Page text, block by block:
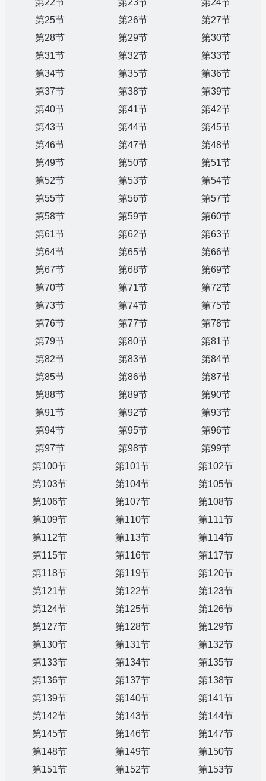
第22节
第23节
第24节
第25节
第26节
第27节
第28节
第29节
第30节
第31节
第32节
第33节
第34节
第35节
第36节
第37节
第38节
第39节
第40节
第41节
第42节
第43节
第44节
第45节
第46节
第47节
第48节
第49节
第50节
第51节
第52节
第53节
第54节
第55节
第56节
第57节
第58节
第59节
第60节
第61节
第62节
第63节
第64节
第65节
第66节
第67节
第68节
第69节
第70节
第71节
第72节
第73节
第74节
第75节
第76节
第77节
第78节
第79节
第80节
第81节
第82节
第83节
第84节
第85节
第86节
第87节
第88节
第89节
第90节
第91节
第92节
第93节
第94节
第95节
第96节
第97节
第98节
第99节
第100节
第101节
第102节
第103节
第104节
第105节
第106节
第107节
第108节
第109节
第110节
第111节
第112节
第113节
第114节
第115节
第116节
第117节
第118节
第119节
第120节
第121节
第122节
第123节
第124节
第125节
第126节
第127节
第128节
第129节
第130节
第131节
第132节
第133节
第134节
第135节
第136节
第137节
第138节
第139节
第140节
第141节
第142节
第143节
第144节
第145节
第146节
第147节
第148节
第149节
第150节
第151节
第152节 第153节